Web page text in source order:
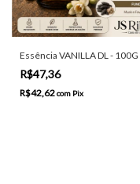
Essência VANILLA DL - 100G
R$47,36
R$42,62com Pix